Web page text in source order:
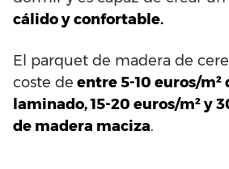
cálido y confortable.
El parquet de madera de
coste de entre 5-10 euros/m²
laminado, 15-20 euros/m² y
de madera maciza.